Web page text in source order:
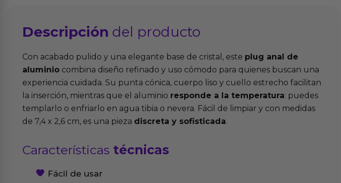
Descripción del producto
Con acabado pulido y una elegante base de cristal, este plug anal de
aluminio combina diseño refinado y uso cómodo para quienes buscan una
experiencia cuidada. Su punta cónica, cuerpo liso y cuello estrecho facilitan
la inserción, mientras que el aluminio responde a la temperatura: puedes
templarlo o enfriarlo en agua tibia o nevera. Fácil de limpiar y con medidas
de 7,4 x 2,6 cm, es una pieza discreta y sofisticada.
Características técnicas
Fácil de usar